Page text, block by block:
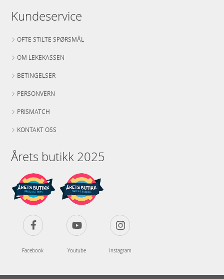
Kundeservice
OFTE STILTE SPØRSMÅL
OM LEKEKASSEN
BETINGELSER
PERSONVERN
PRISMATCH
KONTAKT OSS
Årets butikk 2025
Facebook Youtube Instagram